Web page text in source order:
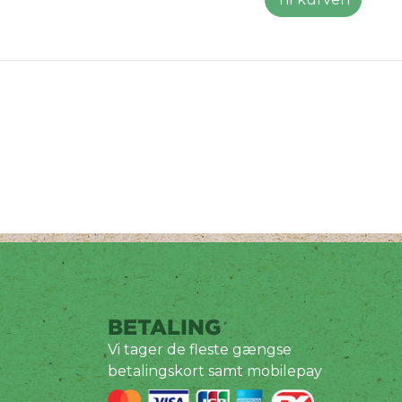
BETALING
Vi tager de fleste gængse
betalingskort samt mobilepay